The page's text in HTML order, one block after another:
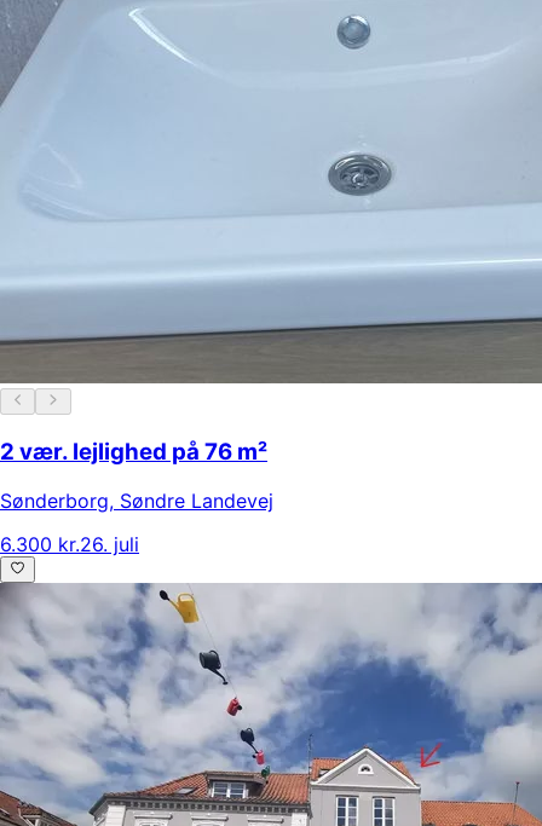
2 vær. lejlighed på 76 m²
Sønderborg, Søndre Landevej
6.300 kr.26. juli